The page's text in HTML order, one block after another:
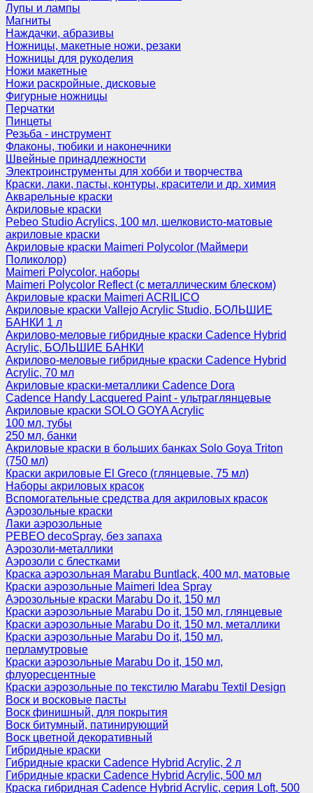
Лупы и лампы
Магниты
Наждачки, абразивы
Ножницы, макетные ножи, резаки
Ножницы для рукоделия
Ножи макетные
Ножи раскройные, дисковые
Фигурные ножницы
Перчатки
Пинцеты
Резьба - инструмент
Флаконы, тюбики и наконечники
Швейные принадлежности
Электроинструменты для хобби и творчества
Краски, лаки, пасты, контуры, красители и др. химия
Акварельные краски
Акриловые краски
Pebeo Studio Acrylics, 100 мл, шелковисто-матовые
акриловые краски
Акриловые краски Maimeri Polycolor (Маймери
Поликолор)
Maimeri Polycolor, наборы
Maimeri Polycolor Reflect (с металлическим блеском)
Акриловые краски Maimeri ACRILICO
Акриловые краски Vallejo Acrylic Studio, БОЛЬШИЕ
БАНКИ 1 л
Акрилово-меловые гибридные краски Cadence Hybrid
Acrylic, БОЛЬШИЕ БАНКИ
Акрилово-меловые гибридные краски Cadence Hybrid
Acrylic, 70 мл
Акриловые краски-металлики Cadence Dora
Cadence Handy Lacquered Paint - ультраглянцевые
Акриловые краски SOLO GOYA Acrylic
100 мл, тубы
250 мл, банки
Акриловые краски в больших банках Solo Goya Triton
(750 мл)
Краски акриловые El Greco (глянцевые, 75 мл)
Наборы акриловых красок
Вспомогательные средства для акриловых красок
Аэрозольные краски
Лаки аэрозольные
PEBEO decoSpray, без запаха
Аэрозоли-металлики
Аэрозоли с блестками
Краска аэрозольная Marabu Buntlack, 400 мл, матовые
Краски аэрозольные Maimeri Idea Spray
Аэрозольные краски Marabu Do it, 150 мл
Краски аэрозольные Marabu Do it, 150 мл, глянцевые
Краски аэрозольные Marabu Do it, 150 мл, металлики
Краски аэрозольные Marabu Do it, 150 мл,
перламутровые
Краски аэрозольные Marabu Do it, 150 мл,
флуоресцентные
Краски аэрозольные по текстилю Marabu Textil Design
Воск и восковые пасты
Воск финишный, для покрытия
Воск битумный, патинирующий
Воск цветной декоративный
Гибридные краски
Гибридные краски Cadence Hybrid Acrylic, 2 л
Гибридные краски Cadence Hybrid Acrylic, 500 мл
Краска гибридная Cadence Hybrid Acrylic, серия Loft, 500